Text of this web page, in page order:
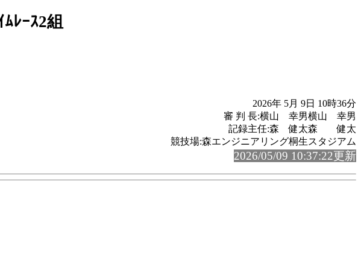
ﾚｰｽ2組
2026年 5月 9日 10時36分
審 判 長:横山 幸男横山 幸男
記録主任:森 健太森 健太
競技場:森エンジニアリング桐生スタジアム
2026/05/09 10:37:22更新